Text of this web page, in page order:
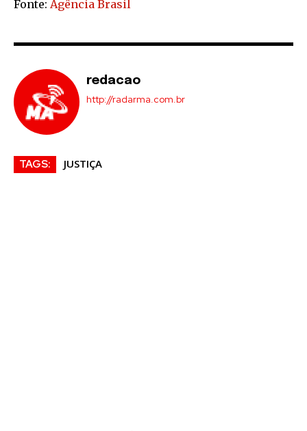
Fonte: Agência Brasil
redacao
http://radarma.com.br
TAGS: JUSTIÇA